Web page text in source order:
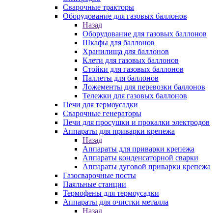
Сварочные тракторы
Оборудование для газовых баллонов
Назад
Оборудование для газовых баллонов
Шкафы для баллонов
Хранилища для баллонов
Клети для газовых баллонов
Стойки для газовых баллонов
Паллеты для баллонов
Ложементы для перевозки баллонов
Тележки для газовых баллонов
Печи для термоусадки
Сварочные генераторы
Печи для просушки и прокалки электродов
Аппараты для приварки крепежа
Назад
Аппараты для приварки крепежа
Аппараты конденсаторной сварки
Аппараты дуговой приварки крепежа
Газосварочные посты
Паяльные станции
Термофены для термоусадки
Аппараты для очистки металла
Назад